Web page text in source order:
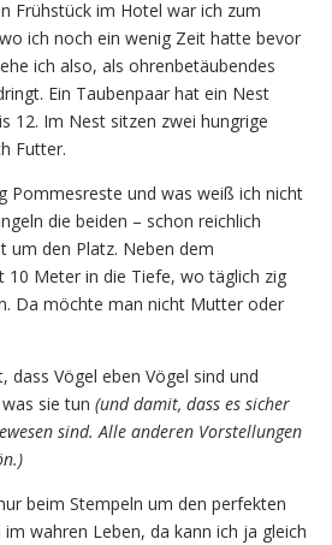
Frühstück im Hotel war ich zum
ich noch ein wenig Zeit hatte bevor
ich also, als ohrenbetäubendes
Ein Taubenpaar hat ein Nest
12. Im Nest sitzen zwei hungrige
Futter.
Pommesreste und was weiß ich nicht
die beiden – schon reichlich
um den Platz. Neben dem
10 Meter in die Tiefe, wo täglich zig
Da möchte man nicht Mutter oder
dass Vögel eben Vögel sind und
sie tun (und damit, dass es sicher
sind. Alle anderen Vorstellungen
beim Stempeln um den perfekten
wahren Leben, da kann ich ja gleich